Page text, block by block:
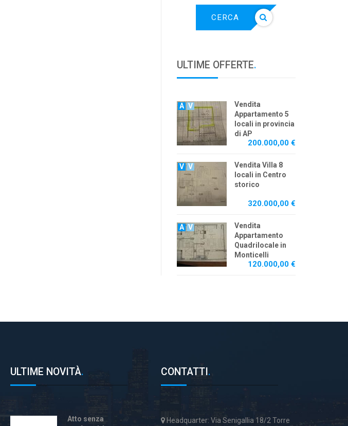
CERCA
ULTIME OFFERTE.
A V
Vendita
Appartamento 5
locali in provincia
di AP
200.000,00 €
V V
Vendita Villa 8
locali in Centro
storico
320.000,00 €
A V
Vendita
Appartamento
Quadrilocale in
Monticelli
120.000,00 €
ULTIME NOVITÀ.
Atto senza
CONTATTI .
Headquarter: Via Senigallia 18/2 Torre